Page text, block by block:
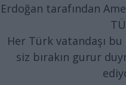
Erdoğan tarafından
Her Türk vatandaşı
siz bırakın gurur